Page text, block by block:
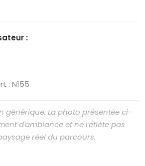
:
: N155
générique. La photo présentée ci-
d'ambiance et ne reflète pas
réel du parcours.